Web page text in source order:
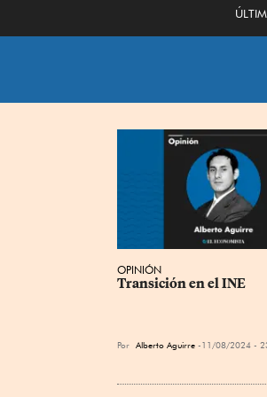
OPINIÓN
Transición en el INE
Por Alberto Aguirre 11/08/2024 -